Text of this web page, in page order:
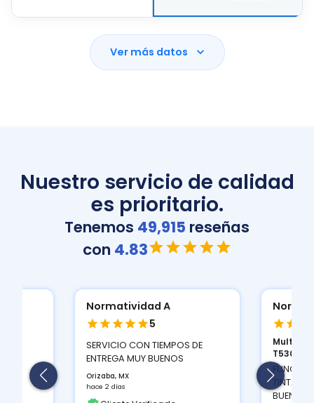
Ver más datos
Nuestro servicio de calidad
es prioritario.
Tenemos 49,915 reseñas
con 4.83
Normatividad A
5
Multifuncional Brother DCP-
T530D...
TINTAS QUE TRAE TIENEN MUY
BUEN CONTRASTE DE COLOR...
2000 S...
LA
AYUDA A